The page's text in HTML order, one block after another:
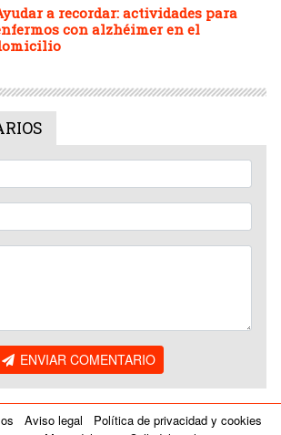
a recordar: actividades para
con alzhéimer en el
ENVIAR COMENTARIO
Aviso legal
Política de privacidad y cookies